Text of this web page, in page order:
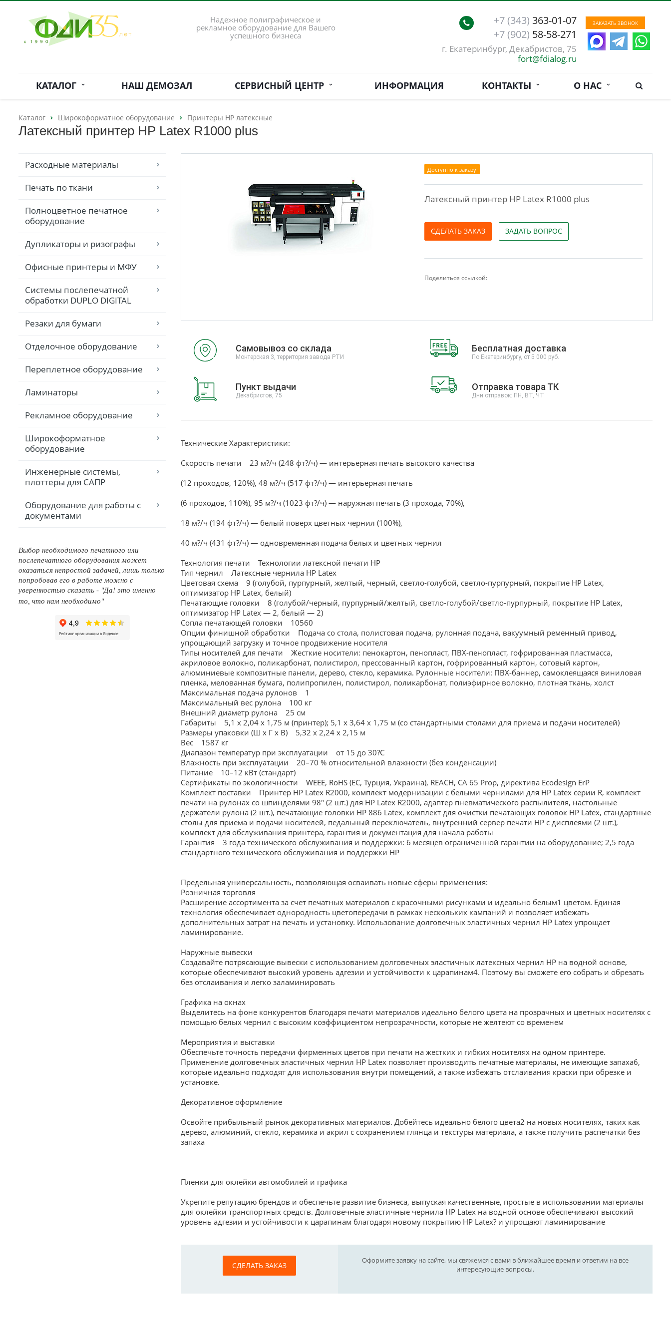
Надежное полиграфическое и
рекламное оборудование для Вашего
успешного бизнеса
ЗАКАЗАТЬ ЗВОНОК
+7 (343) 363-01-07
+7 (902) 58-58-271
г. Екатеринбург, Декабристов, 75
fort@fdialog.ru
КАТАЛОГ НАШ ДЕМОЗАЛ СЕРВИСНЫЙ ЦЕНТР ИНФОРМАЦИЯ КОНТАКТЫ О НАС
Каталог Широкоформатное оборудование Принтеры HP латексные
Латексный принтер HP Latex R1000 plus
Расходные материалы
Печать по ткани
Полноцветное печатное
оборудование
Дупликаторы и ризографы
Офисные принтеры и МФУ
Системы послепечатной
обработки DUPLO DIGITAL
Резаки для бумаги
Отделочное оборудование
Переплетное оборудование
Ламинаторы
Рекламное оборудование
Широкоформатное
оборудование
Инженерные системы,
плоттеры для САПР
Оборудование для работы с
документами
Выбор необходимого печатного или
послепечатного оборудования может
оказаться непростой задачей, лишь только
попробовав его в работе можно с
уверенностью сказать - "Да! это именно
то, что нам необходимо"
Доступно к заказу
Латексный принтер HP Latex R1000 plus
СДЕЛАТЬ ЗАКАЗ ЗАДАТЬ ВОПРОС
Поделиться ссылкой:
Самовывоз со склада
Монтерская 3, территория завода РТИ
Бесплатная доставка
По Екатеринбургу, от 5 000 руб.
Пункт выдачи
Декабристов, 75
Отправка товара ТК
Дни отправок: ПН, ВТ, ЧТ
Технические Характеристики:
Скорость печати 23 м?/ч (248 фт?/ч) — интерьерная печать высокого качества
(12 проходов, 120%), 48 м?/ч (517 фт?/ч) — интерьерная печать
(6 проходов, 110%), 95 м?/ч (1023 фт?/ч) — наружная печать (3 прохода, 70%),
18 м?/ч (194 фт?/ч) — белый поверх цветных чернил (100%),
40 м?/ч (431 фт?/ч) — одновременная подача белых и цветных чернил
Технология печати Технологии латексной печати HP
Тип чернил Латексные чернила HP Latex
Цветовая схема 9 (голубой, пурпурный, желтый, черный, светло-голубой, светло-пурпурный, покрытие HP Latex,
оптимизатор HP Latex, белый)
Печатающие головки 8 (голубой/черный, пурпурный/желтый, светло-голубой/светло-пурпурный, покрытие HP Latex,
оптимизатор HP Latex — 2, белый — 2)
Сопла печатающей головки 10560
Опции финишной обработки Подача со стола, полистовая подача, рулонная подача, вакуумный ременный привод,
упрощающий загрузку и точное продвижение носителя
Типы носителей для печати Жесткие носители: пенокартон, пенопласт, ПВХ-пенопласт, гофрированная пластмасса,
акриловое волокно, поликарбонат, полистирол, прессованный картон, гофрированный картон, сотовый картон,
алюминиевые композитные панели, дерево, стекло, керамика. Рулонные носители: ПВХ-баннер, самоклеящаяся виниловая
пленка, мелованная бумага, полипропилен, полистирол, поликарбонат, полиэфирное волокно, плотная ткань, холст
Максимальная подача рулонов 1
Максимальный вес рулона 100 кг
Внешний диаметр рулона 25 см
Габариты 5,1 x 2,04 x 1,75 м (принтер); 5,1 x 3,64 x 1,75 м (со стандартными столами для приема и подачи носителей)
Размеры упаковки (Ш x Г x В) 5,32 x 2,24 x 2,15 м
Вес 1587 кг
Диапазон температур при эксплуатации от 15 до 30?C
Влажность при эксплуатации 20–70 % относительной влажности (без конденсации)
Питание 10–12 кВт (стандарт)
Сертификаты по экологичности WEEE, RoHS (ЕС, Турция, Украина), REACH, CA 65 Prop, директива Ecodesign ErP
Комплект поставки Принтер HP Latex R2000, комплект модернизации с белыми чернилами для HP Latex серии R, комплект
печати на рулонах со шпинделями 98" (2 шт.) для HP Latex R2000, адаптер пневматического распылителя, настольные
держатели рулона (2 шт.), печатающие головки HP 886 Latex, комплект для очистки печатающих головок HP Latex, стандартные
столы для приема и подачи носителей, педальный переключатель, внутренний сервер печати HP с дисплеями (2 шт.),
комплект для обслуживания принтера, гарантия и документация для начала работы
Гарантия 3 года технического обслуживания и поддержки: 6 месяцев ограниченной гарантии на оборудование; 2,5 года
стандартного технического обслуживания и поддержки HP
Предельная универсальность, позволяющая осваивать новые сферы применения:
Розничная торговля
Расширение ассортимента за счет печатных материалов с красочными рисунками и идеально белым1 цветом. Единая
технология обеспечивает однородность цветопередачи в рамках нескольких кампаний и позволяет избежать
дополнительных затрат на печать и установку. Использование долговечных эластичных чернил HP Latex упрощает
ламинирование.
Наружные вывески
Создавайте потрясающие вывески с использованием долговечных эластичных латексных чернил HP на водной основе,
которые обеспечивают высокий уровень адгезии и устойчивости к царапинам4. Поэтому вы сможете его собрать и обрезать
без отслаивания и легко заламинировать
Графика на окнах
Выделитесь на фоне конкурентов благодаря печати материалов идеально белого цвета на прозрачных и цветных носителях с
помощью белых чернил с высоким коэффициентом непрозрачности, которые не желтеют со временем
Мероприятия и выставки
Обеспечьте точность передачи фирменных цветов при печати на жестких и гибких носителях на одном принтере.
Применение долговечных эластичных чернил HP Latex позволяет производить печатные материалы, не имеющие запаха6,
которые идеально подходят для использования внутри помещений, а также избежать отслаивания краски при обрезке и
установке.
Декоративное оформление
Освойте прибыльный рынок декоративных материалов. Добейтесь идеально белого цвета2 на новых носителях, таких как
дерево, алюминий, стекло, керамика и акрил с сохранением глянца и текстуры материала, а также получить распечатки без
запаха
Пленки для оклейки автомобилей и графика
Укрепите репутацию брендов и обеспечьте развитие бизнеса, выпуская качественные, простые в использовании материалы
для оклейки транспортных средств. Долговечные эластичные чернила HP Latex на водной основе обеспечивают высокий
уровень адгезии и устойчивости к царапинам благодаря новому покрытию HP Latex? и упрощают ламинирование
СДЕЛАТЬ ЗАКАЗ
Оформите заявку на сайте, мы свяжемся с вами в ближайшее время и ответим на все
интересующие вопросы.